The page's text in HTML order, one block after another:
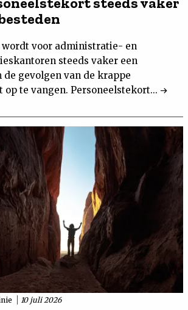
voor administratie- en
steeds vaker een
de gevolgen van de krappe
op te vangen. Personeelstekort...
10 juli 2026